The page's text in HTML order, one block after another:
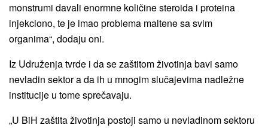
monstrumi davali enormne količine steroida i proteina
injekciono, te je imao problema maltene sa svim
organima“, dodaju oni.
Iz Udruženja tvrde i da se zaštitom životinja bavi samo
nevladin sektor a da ih u mnogim slučajevima nadležne
institucije u tome sprečavaju.
„U BiH zaštita životinja postoji samo u nevladinom sektoru